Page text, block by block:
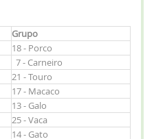
Grupo
18 - Porco
7 - Carneiro
21 - Touro
17 - Macaco
13 - Galo
25 - Vaca
14 - Gato